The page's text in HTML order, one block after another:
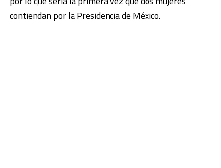
contiendan por la Presidencia de México.